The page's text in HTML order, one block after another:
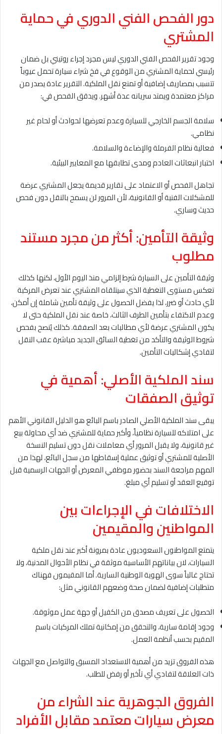
دور الفحص الفني الدوري في حماية
المشتري
وجود تقرير الفحص الفني الدوري ليس مجرد إجراء روتيني بل ضمان
رئيسي لحماية المشتري من الوقوع في فخ شراء سيارة تحمل عيوباً
تتسبب بمصاريف إضافية أو تمنع نقل الملكية. التقرير عادة يصدر من
مراكز معتمدة ويمتد سريانه عدة أشهر. ويدقق الفحص في:
سلامة الجسم الخارجي للسيارة وعدم تعرضها لحوادث أو لحام غير
نظامي.
فعالية نظام الفرملة والإضاءة والسلامة.
اختبار انبعاثات العادم ومدى تطابقها مع المعايير البيئية.
تجاهل الفحص أو الاعتماد على تقارير قديمة يجعل المشتري عرضة
للمشكلات الفنية أو القانونية، لأن المرور لن يسمح بالنقل دون فحص
حديث وساري.
وثيقة التأمين: أكثر من مجرد مستند
مطلوب
وثيقة التأمين على السيارة شرط إلزامي منذ اليوم الأول، لكنها كذلك
تعكس مستوى التغطية الذي سيتلقاه المشتري عند تعرض المركبة
لأي حادث أو ضرر، لذا يفضل الحصول على وثيقة تأمين شاملة إن أمكن،
وعدم الاكتفاء بتأمين الطرف الثالث، خاصة عند نقل الملكية حتى لا
يكون المشتري عرضة لأي مطالبات بعد الصفقة. كذلك يُنصح بفحص
شروط الوثيقة والتأكد من تغطية السائق الجديد مباشرة عقب النقل
لتفادي إشكاليات التأمين.
سند الملكية الأصلي: أهمية في
توثيق الصفقات
يبقى سند الملكية الأصلي الصادر باسم البائع هو الدليل القانوني الأهم
على امتلاكه للسيارة نظامياً، وأكبر حماية للمشتري ضد أي محاولة بيع
غير قانونية، ولا يقبل المرور أي معاملات نقل دون تسليم النسخة
الأصلية للمشتري أو توثيق عملية إسقاطها من سجل البائع، لهذا من
المهم مراجعة السند بحضور موظفي المعرض أو الجهات الرسمية قبل
توقيع العقد أو تسليم أي مبلغ.
الاختلافات في الإجراءات بين
المواطنين والمقيمين
يتمتع المواطنون السعوديون عادة بمرونة أكبر عند نقل ملكية
السيارات، لان بياناتهم الأساسية موثقة في نظام الأحوال المدنية، ولا
تحتاج غالباً سوى الهوية الوطنية السارية. أما المقيمون فهناك
متطلبات إضافية لضمان صحة وضعهم القانوني مثل:
الحصول على تعريف مصدق من الكفيل أو جهة عمل موثوقة.
وجود إقامة سارية، والتحقق من إمكانية تملك المركبات باسم
المقيم بحسب أنظمة العمل.
هذه الفروق تزيد من أهمية الاستعداد المسبق والتواصل مع الجهات
ذات العلاقة لتفادي أي تأخير أو رفض للطلب.
الفروق الجوهرية عند الشراء من
معرض سيارات معتمد مقابل الأفراد